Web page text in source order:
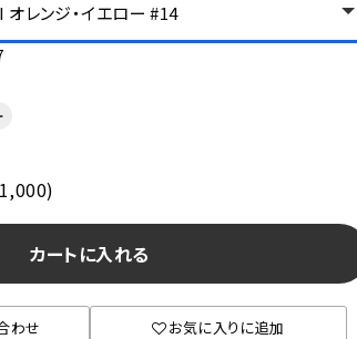
オレンジ・イエロー #14
カートに入れる
わせ お気に入りに追加